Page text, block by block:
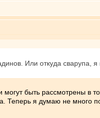
Или откуда сварупа,
быть рассмотрены в
Теперь я думаю не много